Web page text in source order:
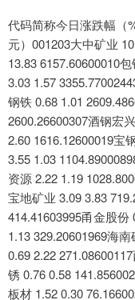
代码简称今日涨跌幅（
元）001203大中矿业
13.83 6157.60600010
3.03 1.57
钢铁 0.68 1.01
2600.26600307酒钢宏
2.60 1616.12600019宝
3.55 1.03
资源 2.22 1.19
宝地矿业 3.09 3.83
414.41603995甬金股份
1.13 329.20601969海
0.69 2.22
锈 0.76 0.58
板材 1.52 0.30